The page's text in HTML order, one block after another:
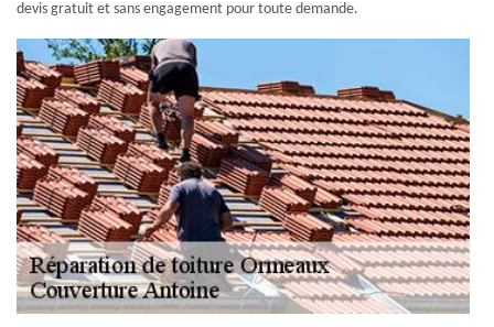
devis gratuit et sans engagement pour toute demande.